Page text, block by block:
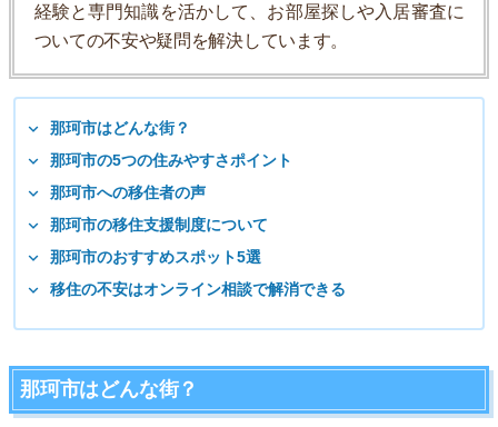
経験と専門知識を活かして、お部屋探しや入居審査に
ついての不安や疑問を解決しています。
那珂市はどんな街？
那珂市の5つの住みやすさポイント
那珂市への移住者の声
那珂市の移住支援制度について
那珂市のおすすめスポット5選
移住の不安はオンライン相談で解消できる
那珂市はどんな街？